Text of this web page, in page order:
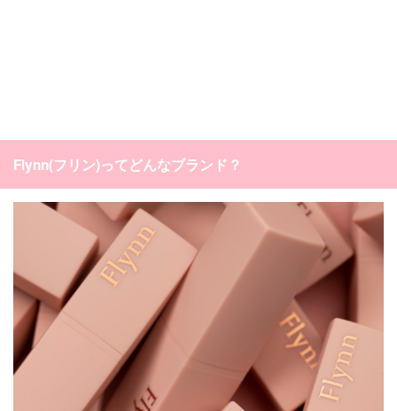
Flynn(フリン)ってどんなブランド？